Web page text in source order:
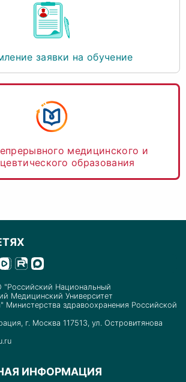
заявки на обучение
медицинского и
образования
Национальный
Медицинский Университет
Министерства здравоохранения Российской
г. Москва 117513, ул. Островитянова
ИНФОРМАЦИЯ